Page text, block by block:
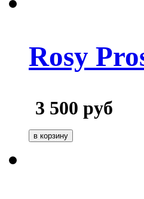
Rosy
3 500 руб